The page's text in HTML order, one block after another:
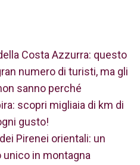
Costa Azzurra: questo
numero di turisti, ma gli
sanno perché
scopri migliaia di km di
gusto!
Pirenei orientali: un
in montagna